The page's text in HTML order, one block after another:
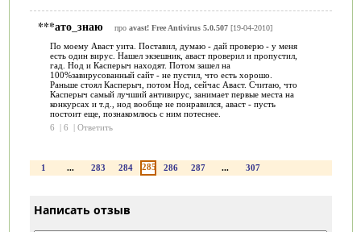
***ато_знаю про avast! Free Antivirus 5.0.507[19-04-2010]
По моему Аваст уита. Поставил, думаю - дай проверю - у меня
есть один вирус. Нашел экзешник, аваст проверил и пропустил,
гад. Нод и Касперыч находят. Потом зашел на
100%завирусованный сайт - не пустил, что есть хорошо.
Раньше стоял Касперыч, потом Нод, сейчас Аваст. Считаю, что
Касперыч самый лучший антивирус, занимает первые места на
конкурсах и т.д., нод вообще не понравился, аваст - пусть
постоит еще, познакомлюсь с ним потеснее.
6
| 6 | Ответить
1 ... 283 284 285 286 287 ... 307
Написать отзыв